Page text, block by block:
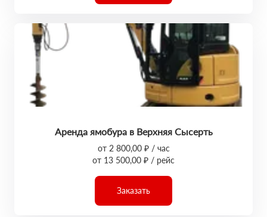
Аренда ямобура в Верхняя Сысерть
от 2 800,00 ₽ / час
от 13 500,00 ₽ / рейс
Заказать